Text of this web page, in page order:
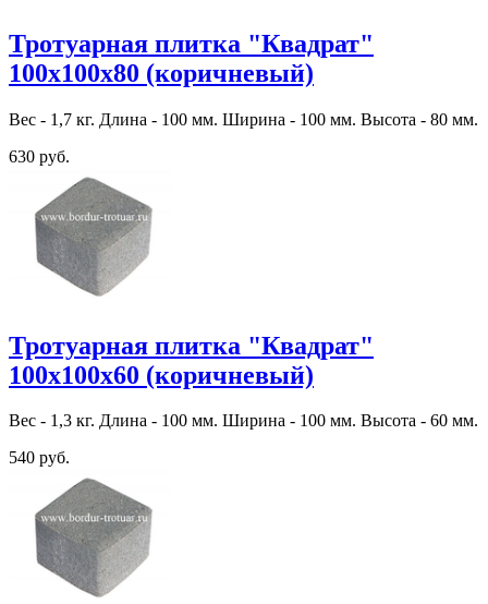
Тротуарная плитка "Квадрат"
100х100х80 (коричневый)
Вес - 1,7 кг. Длина - 100 мм. Ширина - 100 мм. Высота - 80 мм.
630 руб.
Тротуарная плитка "Квадрат"
100х100х60 (коричневый)
Вес - 1,3 кг. Длина - 100 мм. Ширина - 100 мм. Высота - 60 мм.
540 руб.